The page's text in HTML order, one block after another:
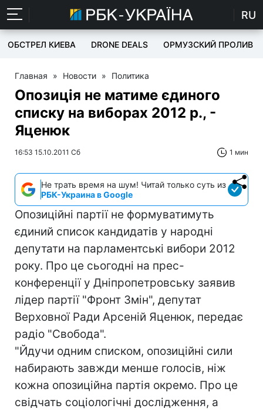
RU
ОБСТРЕЛ КИЕВА DRONE DEALS ОРМУЗСКИЙ ПРОЛИВ
Главная » Новости » Политика
Опозиція не матиме єдиного
списку на виборах 2012 р., -
Яценюк
16:53 15.10.2011 Сб 1 мин
Не трать время на шум! Читай только суть из
РБК-Украина в Google
Опозиційні партії не формуватимуть
єдиний список кандидатів у народні
депутати на парламентські вибори 2012
року. Про це сьогодні на прес-
конференції у Дніпропетровську заявив
лідер партії "Фронт Змін", депутат
Верховної Ради Арсеній Яценюк, передає
радіо "Свобода".
"Йдучи одним списком, опозиційні сили
набирають завжди менше голосів, ніж
кожна опозиційна партія окремо. Про це
свідчать соціологічні дослідження, а